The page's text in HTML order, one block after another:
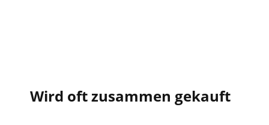
Wird oft zusammen gekauft